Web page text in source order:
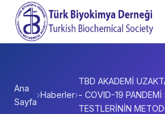
Ana
Sayfa
›Haberler›
TBD AKADEMİ
- COVID-19 PANDEMİ
TESTLERİNİN